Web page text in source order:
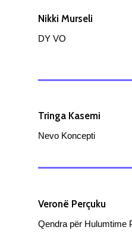
Nikki Murseli
DY VO
Tringa Kasemi
Nevo Koncepti
Veronë Perçuku
Qendra për Hulumtime